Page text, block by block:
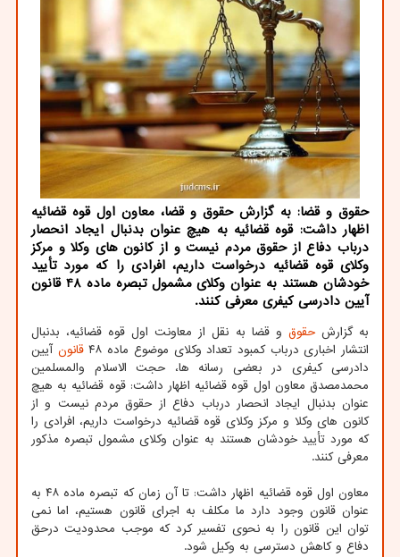
حقوق و قضا: به گزارش حقوق و قضا، معاون اول قوه قضائیه
اظهار داشت: قوه قضائیه به هیچ عنوان بدنبال ایجاد انحصار
درباب دفاع از حقوق مردم نیست و از کانون های وکلا و مرکز
وکلای قوه قضائیه درخواست داریم، افرادی را که مورد تأیید
خودشان هستند به عنوان وکلای مشمول تبصره ماده 48 قانون
آیین دادرسی کیفری معرفی کنند.
به گزارشحقوق و قضا به نقل از معاونت اول قوه قضائیه، بدنبال
انتشار اخباری درباب کمبود تعداد وکلای موضوع ماده ۴۸
قانون آیین
دادرسی کیفری در بعضی رسانه ها، حجت الاسلام والمسلمین
محمدمصدق معاون اول قوه قضائیه اظهار داشت: قوه قضائیه به هیچ
عنوان بدنبال ایجاد انحصار درباب دفاع از حقوق مردم نیست و از
کانون های وکلا و مرکز وکلای قوه قضائیه درخواست داریم، افرادی را
که مورد تأیید خودشان هستند به عنوان وکلای مشمول تبصره مذکور
معرفی کنند.
معاون اول قوه قضائیه اظهار داشت: تا آن زمان که تبصره ماده ۴۸ به
عنوان قانون وجود دارد ما مکلف به اجرای قانون هستیم، اما نمی
توان این قانون را به نحوی تفسیر کرد که موجب محدودیت درحق
دفاع و کاهش دسترسی به وکیل شود.